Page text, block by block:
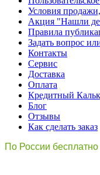
Условия
Акция "Нашли
Правила
Задать вопрос
Контакты
Сервис
Доставка
Оплата
Кредитный
Блог
Отзывы
Как сделать заказ
По России бесплатно